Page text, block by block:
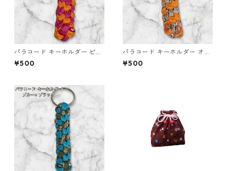
パラコード キーホルダー ピン
ク オレンジ 編み込み s17
¥500
パラコード キーホルダー オレ
ンジ ブラウン系 編み込み s35
¥500